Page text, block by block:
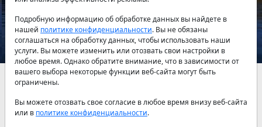
Наличие и актуальные цены по договоренности
Май
950 €
Июнь
950 €
Июль
Подробную информацию об обработке данных вы найдете в
нашей политике конфиденциальности. Вы не обязаны
соглашаться на обработку данных, чтобы использовать наши
услуги. Вы можете изменить или отозвать свои настройки в
любое время. Однако обратите внимание, что в зависимости от
вашего выбора некоторые функции веб-сайта могут быть
ограничены.
Вы можете отозвать свое согласие в любое время внизу веб-сайта
или в политике конфиденциальности.